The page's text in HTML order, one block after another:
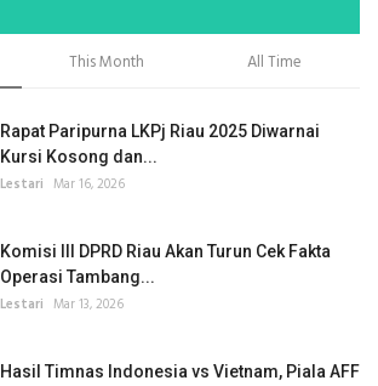
This Month All Time
Rapat Paripurna LKPj Riau 2025 Diwarnai
Kursi Kosong dan...
Lestari Mar 16, 2026
Komisi III DPRD Riau Akan Turun Cek Fakta
Operasi Tambang...
Lestari Mar 13, 2026
Hasil Timnas Indonesia vs Vietnam, Piala AFF